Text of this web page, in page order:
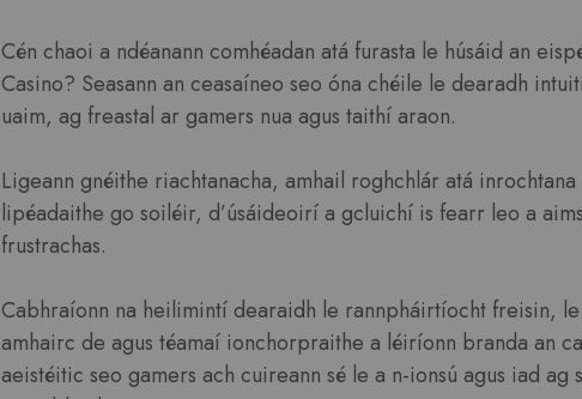
Cén chaoi a ndéanann comhéadan atá furasta le húsáid an
Casino? Seasann an ceasaíneo seo óna chéile le dearadh
uaim, ag freastal ar gamers nua agus taithí araon.
Ligeann gnéithe riachtanacha, amhail roghchlár atá
lipéadaithe go soiléir, d’úsáideoirí a gcluichí is fearr leo a
frustrachas.
Cabhraíonn na heilimintí dearaidh le rannpháirtíocht freisin,
amhairc de agus téamaí ionchorpraithe a léiríonn branda an
aeistéitic seo gamers ach cuireann sé le a n-ionsú agus iad ag